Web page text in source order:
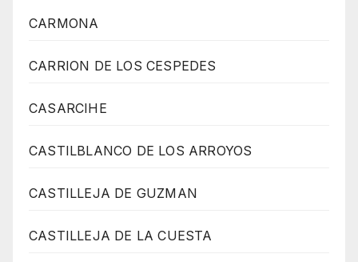
CARMONA
CARRION DE LOS CESPEDES
CASARCIHE
CASTILBLANCO DE LOS ARROYOS
CASTILLEJA DE GUZMAN
CASTILLEJA DE LA CUESTA